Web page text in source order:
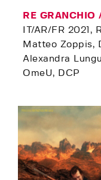
RE GRANCHIO
IT/AR/FR 2021,
Matteo Zoppis,
Alexandra
OmeU, DCP